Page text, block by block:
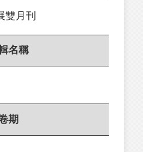
雙月刊
名稱
期